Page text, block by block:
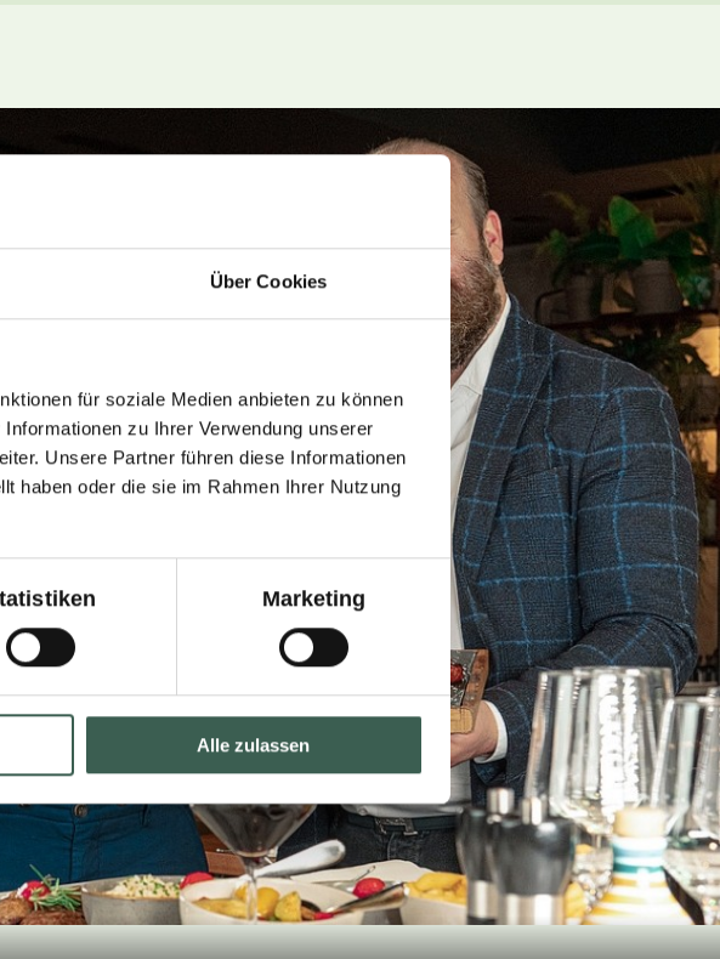
Über Cookies
für soziale Medien anbieten zu können
zu Ihrer Verwendung unserer
Unsere Partner führen diese Informationen
haben oder die sie im Rahmen Ihrer Nutzung
Marketing
Alle zulassen